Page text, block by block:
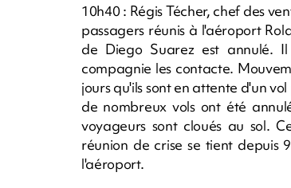
10h40 : Régis Técher, chef des
passagers réunis à l'aéroport
de Diego Suarez est annulé.
compagnie les contacte.
jours qu'ils sont en attente d'un
de nombreux vols ont été
voyageurs sont cloués au sol.
réunion de crise se tient depuis
l'aéroport.